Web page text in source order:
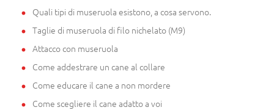
Quali tipi di museruola esistono, a cosa servono.
Taglie di museruola di filo nichelato (M9)
Attacco con museruola
Come addestrare un cane al collare
Come educare il cane a non mordere
Come scegliere il cane adatto a voi